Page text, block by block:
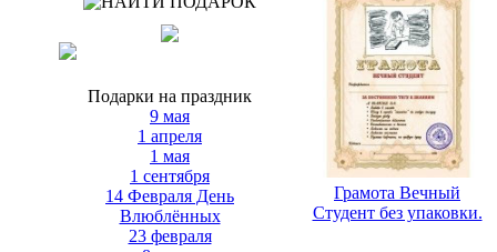
Подарки на праздник
9 мая
1 апреля
1 мая
1 сентября
14 Февраля День
Влюблённых
23 февраля
Грамота Вечный
Студент без упаковки.